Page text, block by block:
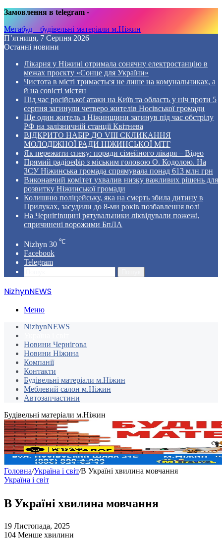
Замовлення в telegram -
Мегабуд – будівельні матеріали м.Ніжин
П’ятниця, 7 Серпня 2026
Останні новини
Лікарня у Ніжині отримала сонячну електростанцію в
межах проєкту «Сонце для України»
Чистота в місті тримається не лише на комунальниках, а
й на совісті містян
Під час російської атаки на Київ та область у ніч проти 5
серпня загинули четверо жителів Носівської громади
Ще один житель з Ніжинщини загинув під час обстрілу
РФ на залізничній станції Квітнева
ВІДКРИТО НАБІР ДО VIII СКЛИКАННЯ
МОЛОДІЖНОЇ РАДИ НІЖИНСЬКОЇ МТГ
Як пережити спеку: поради сімейного лікаря – Відео
Прямий радіоефір з міським головою О. Кодолою. На
ЗСУ Ніжинська громада спрямувала понад 613 млн грн
Виконавчий комітет ухвалив низку важливих рішень для
розвитку Ніжинської громади
Колишню поліцейську, яка на смерть збила дитину в
Прилуках, засудили до 8-ми років позбавлення волі
На Чернігівщині рятувальники ліквідували пожежі,
спричинені ворожими БпЛА
Nizhyn 30 ℃
Facebook
Telegram
NizhynNEWS
Меню
NizhynNEWS
Новини Чернігова
Новини Ніжина
Компанії
Контакти
Будівельні матеріали м.Ніжин
Меблевий салон м.Ніжин
Автозапчастини
Будівельні матеріали м.Ніжин
Головна/Україна і світ/В Україні хвилина мовчання
Україна і світ
В Україні хвилина мовчання
19 Листопада, 2025
104 Менше хвилини